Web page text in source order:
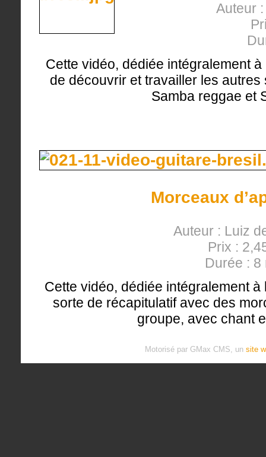
Auteur
Cette vidéo, dédiée intégralement
de découvrir et travailler les
Samba reggae et
Morceaux
Auteur : Luiz
Prix :
Durée : 8
Cette vidéo, dédiée intégralement
sorte de récapitulatif avec des
groupe, avec chant
Motorisé par GMax CMS, un site